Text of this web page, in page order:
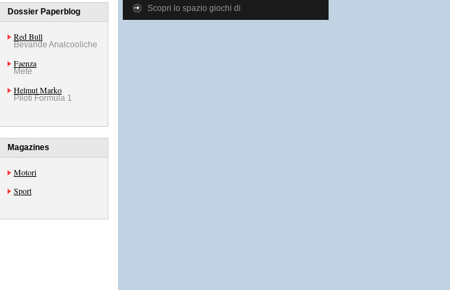
Dossier Paperblog
Red Bull
Bevande Analcooliche
Faenza
Mete
Helmut Marko
Piloti Formula 1
Magazines
Motori
Sport
Scopri lo spazio giochi di